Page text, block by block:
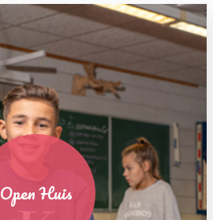
Open Huis